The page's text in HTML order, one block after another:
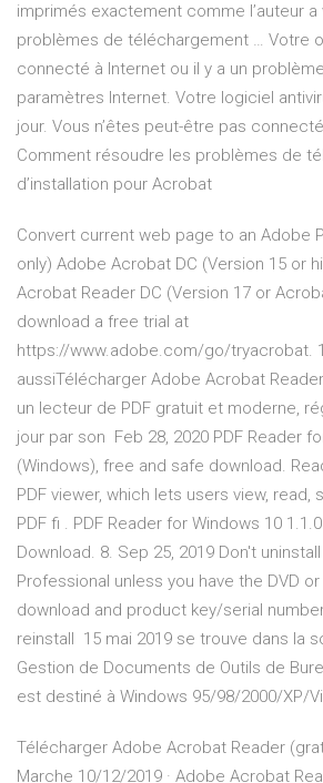
imprimés exactement comme l’auteur a
problèmes de téléchargement … Votre
connecté à Internet ou il y a un
paramètres Internet. Votre logiciel
jour. Vous n’êtes peut-être pas
Comment résoudre les problèmes de
d’installation pour Acrobat
Convert current web page to an Adobe
only) Adobe Acrobat DC (Version 15 or
Acrobat Reader DC (Version 17 or
download a free trial at
https://www.adobe.com/go/tryacrobat.
aussiTélécharger Adobe Acrobat
un lecteur de PDF gratuit et moderne,
jour par son Feb 28, 2020 PDF Reader
(Windows), free and safe download.
PDF viewer, which lets users view, read,
PDF fi . PDF Reader for Windows 10
Download. 8. Sep 25, 2019 Don't
Professional unless you have the DVD
download and product key/serial
reinstall 15 mai 2019 se trouve dans la
Gestion de Documents de Outils de
est destiné à Windows 95/98/2000/XP/
Télécharger Adobe Acrobat Reader
Marche 10/12/2019 · Adobe Acrobat